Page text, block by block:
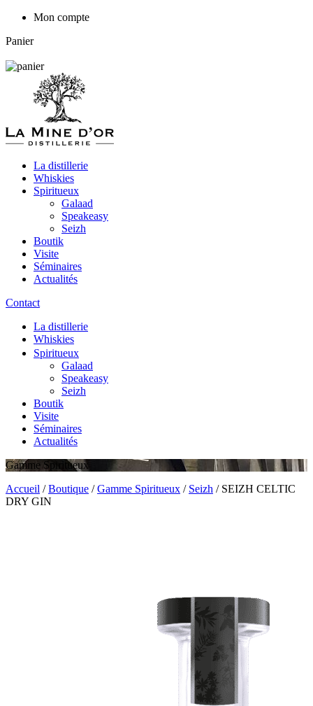
Mon compte
Panier
La distillerie
Whiskies
Spiritueux
Galaad
Speakeasy
Seizh
Boutik
Visite
Séminaires
Actualités
Contact
La distillerie
Whiskies
Spiritueux
Galaad
Speakeasy
Seizh
Boutik
Visite
Séminaires
Actualités
Gamme Spiritueux
Accueil /Boutique /Gamme Spiritueux / Seizh / SEIZH CELTIC
DRY GIN